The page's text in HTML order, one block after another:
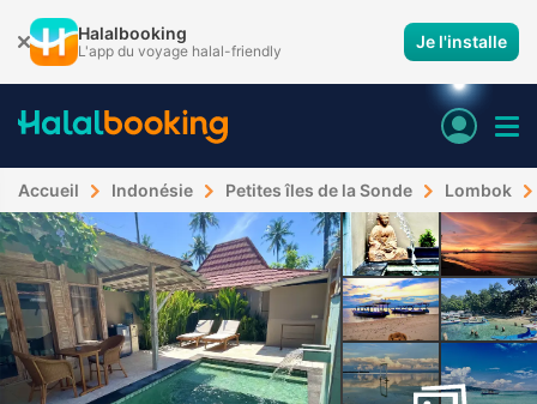
Halalbooking
L'app du voyage halal-friendly Je l'installe
Accueil Indonésie Petites îles de la Sonde Lombok